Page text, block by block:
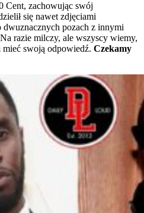
Cent, zachowując swój
się nawet zdjęciami
pozach z innymi
Na razie milczy, ale wszyscy wiemy,
swoją odpowiedź. Czekamy